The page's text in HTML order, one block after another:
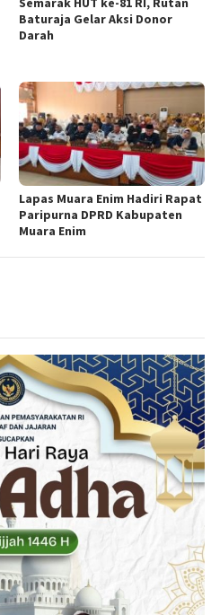
Baturaja Gelar Aksi Donor
Darah
Lapas Muara Enim Hadiri Rapat
Paripurna DPRD Kabupaten
Muara Enim